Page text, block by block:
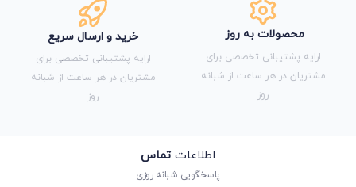
محصولات به روز
ارایه پشتیبانی تخصصی برای
مشتریان در هر ساعت از شبانه
روز
خرید و ارسال سریع
ارایه پشتیبانی تخصصی برای
مشتریان در هر ساعت از شبانه
روز
اطلاعات تماس
پاسخگویی شبانه روزی